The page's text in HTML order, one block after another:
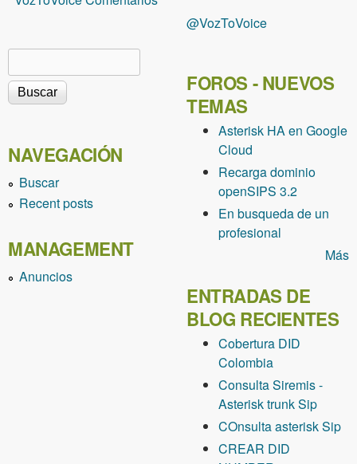
Formulario de búsqueda
NAVEGACIÓN
Buscar
Recent posts
MANAGEMENT
Anuncios
@VozToVoice
FOROS - NUEVOS
TEMAS
Asterisk HA en Google
Cloud
Recarga dominio
openSIPS 3.2
En busqueda de un
profesional
Más
ENTRADAS DE
BLOG RECIENTES
Cobertura DID
Colombia
Consulta Siremis -
Asterisk trunk Sip
COnsulta asterisk Sip
CREAR DID